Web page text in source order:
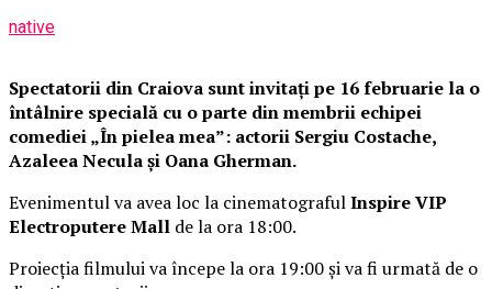
native
Spectatorii din Craiova sunt invitați pe 16 februarie la o
întâlnire specială cu o parte din membrii echipei
comediei „În pielea mea”: actorii Sergiu Costache,
Azaleea Necula și Oana Gherman.
Evenimentul va avea loc la cinematografulInspire VIP
Electroputere Mall de la ora 18:00.
Proiecția filmului va începe la ora 19:00 și va fi urmată de o